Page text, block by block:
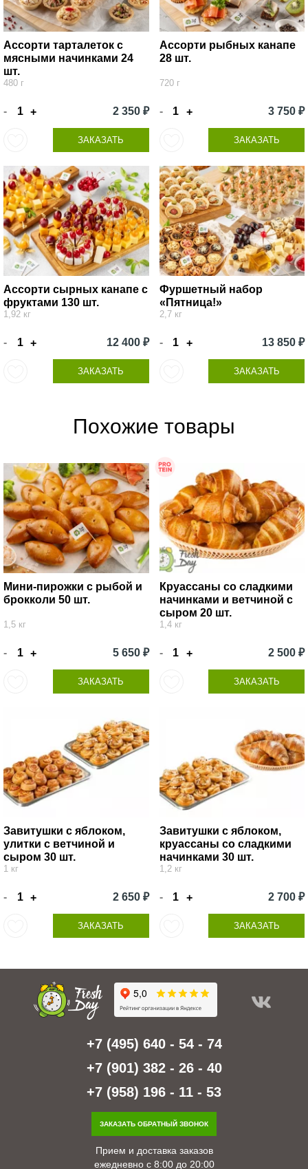
Ассорти тарталеток с
мясными начинками 24
шт.
480 г
- + 2 350 ₽
ЗАКАЗАТЬ
Ассорти рыбных канапе
28 шт.
720 г
- + 3 750 ₽
ЗАКАЗАТЬ
Ассорти сырных канапе с
фруктами 130 шт.
1,92 кг
- + 12 400 ₽
ЗАКАЗАТЬ
Фуршетный набор
«Пятница!»
2,7 кг
- + 13 850 ₽
ЗАКАЗАТЬ
Похожие товары
Мини-пирожки с рыбой и
брокколи 50 шт.
1,5 кг
- + 5 650 ₽
ЗАКАЗАТЬ
Круассаны со сладкими
начинками и ветчиной с
сыром 20 шт.
1,4 кг
- + 2 500 ₽
ЗАКАЗАТЬ
Завитушки с яблоком,
улитки с ветчиной и
сыром 30 шт.
1 кг
- + 2 650 ₽
ЗАКАЗАТЬ
Завитушки с яблоком,
круассаны со сладкими
начинками 30 шт.
1,2 кг
- + 2 700 ₽
ЗАКАЗАТЬ
+7 (495) 640 - 54 - 74
+7 (901) 382 - 26 - 40
+7 (958) 196 - 11 - 53
ЗАКАЗАТЬ ОБРАТНЫЙ ЗВОНОК
Прием и доставка заказов
ежедневно с 8:00 до 20:00